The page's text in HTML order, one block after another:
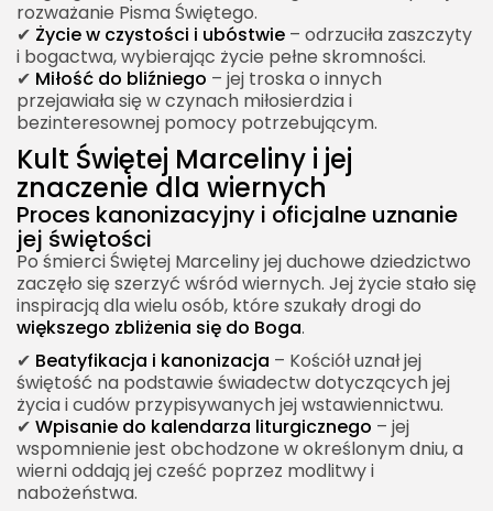
rozważanie Pisma Świętego.
✔ Życie w czystości i ubóstwie – odrzuciła zaszczyty
i bogactwa, wybierając życie pełne skromności.
✔ Miłość do bliźniego – jej troska o innych
przejawiała się w czynach miłosierdzia i
bezinteresownej pomocy potrzebującym.
Kult Świętej Marceliny i jej
znaczenie dla wiernych
Proces kanonizacyjny i oficjalne uznanie
jej świętości
Po śmierci Świętej Marceliny jej duchowe dziedzictwo
zaczęło się szerzyć wśród wiernych. Jej życie stało się
inspiracją dla wielu osób, które szukały drogi do
większego zbliżenia się do Boga.
✔ Beatyfikacja i kanonizacja – Kościół uznał jej
świętość na podstawie świadectw dotyczących jej
życia i cudów przypisywanych jej wstawiennictwu.
✔ Wpisanie do kalendarza liturgicznego – jej
wspomnienie jest obchodzone w określonym dniu, a
wierni oddają jej cześć poprzez modlitwy i
nabożeństwa.